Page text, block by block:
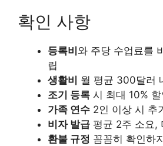
확인 사항
등록비 와 주당 수업료를
립
생활비
월 평균 300달러
조기 등록 시 최대 10%
가족 연수 2인 이상 시 추
비자 발급 평균 2주 소요,
환불 규정 꼼꼼히 확인하